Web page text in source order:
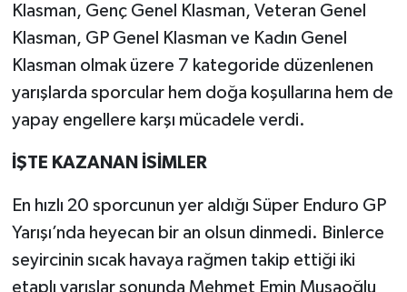
Klasman, Genç Genel Klasman, Veteran Genel
Klasman, GP Genel Klasman ve Kadın Genel
Klasman olmak üzere 7 kategoride düzenlenen
yarışlarda sporcular hem doğa koşullarına hem de
yapay engellere karşı mücadele verdi.
İŞTE KAZANAN İSİMLER
En hızlı 20 sporcunun yer aldığı Süper Enduro GP
Yarışı’nda heyecan bir an olsun dinmedi. Binlerce
seyircinin sıcak havaya rağmen takip ettiği iki
etaplı yarışlar sonunda Mehmet Emin Musaoğlu